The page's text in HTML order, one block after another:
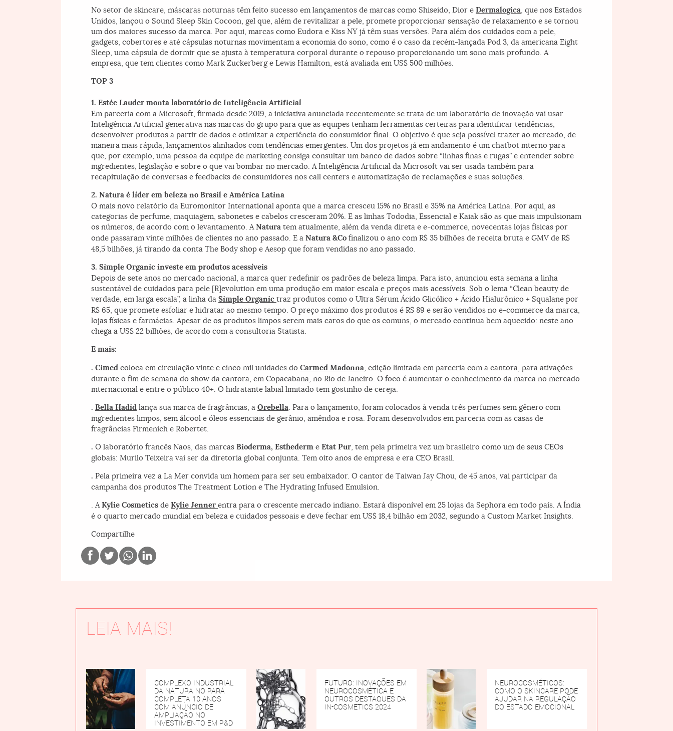
No setor de skincare, máscaras noturnas têm feito sucesso em lançamentos de marcas como Shiseido, Dior e Dermalogica, que nos Estados
Unidos, lançou o Sound Sleep Skin Cocoon, gel que, além de revitalizar a pele, promete proporcionar sensação de relaxamento e se tornou
um dos maiores sucesso da marca. Por aqui, marcas como Eudora e Kiss NY já têm suas versões. Para além dos cuidados com a pele,
gadgets, cobertores e até cápsulas noturnas movimentam a economia do sono, como é o caso da recém-lançada Pod 3, da americana Eight
Sleep, uma cápsula de dormir que se ajusta à temperatura corporal durante o repouso proporcionando um sono mais profundo. A
empresa, que tem clientes como Mark Zuckerberg e Lewis Hamilton, está avaliada em US$ 500 milhões.
TOP 3
1. Estée Lauder monta laboratório de Inteligência Artificial
Em parceria com a Microsoft, firmada desde 2019, a iniciativa anunciada recentemente se trata de um laboratório de inovação vai usar
Inteligência Artificial generativa nas marcas do grupo para que as equipes tenham ferramentas certeiras para identificar tendências,
desenvolver produtos a partir de dados e otimizar a experiência do consumidor final. O objetivo é que seja possível trazer ao mercado, de
maneira mais rápida, lançamentos alinhados com tendências emergentes. Um dos projetos já em andamento é um chatbot interno para
que, por exemplo, uma pessoa da equipe de marketing consiga consultar um banco de dados sobre “linhas finas e rugas” e entender sobre
ingredientes, legislação e sobre o que vai bombar no mercado. A Inteligência Artificial da Microsoft vai ser usada também para
recapitulação de conversas e feedbacks de consumidores nos call centers e automatização de reclamações e suas soluções.
2. Natura é líder em beleza no Brasil e América Latina
O mais novo relatório da Euromonitor International aponta que a marca cresceu 15% no Brasil e 35% na América Latina. Por aqui, as
categorias de perfume, maquiagem, sabonetes e cabelos cresceram 20%. E as linhas Tododia, Essencial e Kaiak são as que mais impulsionam
os números, de acordo com o levantamento. ANatura tem atualmente, além da venda direta e e-commerce, novecentas lojas físicas por
onde passaram vinte milhões de clientes no ano passado. E a Natura &Co finalizou o ano com R$ 35 bilhões de receita bruta e GMV de R$
48,5 bilhões, já tirando da conta The Body shop e Aesop que foram vendidas no ano passado.
3. Simple Organic investe em produtos acessíveis
Depois de sete anos no mercado nacional, a marca quer redefinir os padrões de beleza limpa. Para isto, anunciou esta semana a linha
sustentável de cuidados para pele [R]evolution em uma produção em maior escala e preços mais acessíveis. Sob o lema “Clean beauty de
verdade, em larga escala”, a linha da Simple Organic traz produtos como o Ultra Sérum Ácido Glicólico + Ácido Hialurônico + Squalane por
R$ 65, que promete esfoliar e hidratar ao mesmo tempo. O preço máximo dos produtos é R$ 89 e serão vendidos no e-commerce da marca,
lojas físicas e farmácias. Apesar de os produtos limpos serem mais caros do que os comuns, o mercado continua bem aquecido: neste ano
chega a US$ 22 bilhões, de acordo com a consultoria Statista.
E mais:
. Cimed coloca em circulação vinte e cinco mil unidades do Carmed Madonna, edição limitada em parceria com a cantora, para ativações
durante o fim de semana do show da cantora, em Copacabana, no Rio de Janeiro. O foco é aumentar o conhecimento da marca no mercado
internacional e entre o público 40+. O hidratante labial limitado tem gostinho de cereja.
. Bella Hadid lança sua marca de fragrâncias, a Orebella. Para o lançamento, foram colocados à venda três perfumes sem gênero com
ingredientes limpos, sem álcool e óleos essenciais de gerânio, amêndoa e rosa. Foram desenvolvidos em parceria com as casas de
fragrâncias Firmenich e Robertet.
. O laboratório francês Naos, das marcas Bioderma, Esthederm e Etat Pur, tem pela primeira vez um brasileiro como um de seus CEOs
globais: Murilo Teixeira vai ser da diretoria global conjunta. Tem oito anos de empresa e era CEO Brasil.
. Pela primeira vez a La Mer convida um homem para ser seu embaixador. O cantor de Taiwan Jay Chou, de 45 anos, vai participar da
campanha dos produtos The Treatment Lotion e The Hydrating Infused Emulsion.
. AKylie Cosmetics de Kylie Jenner entra para o crescente mercado indiano. Estará disponível em 25 lojas da Sephora em todo país. A Índia
é o quarto mercado mundial em beleza e cuidados pessoais e deve fechar em US$ 18,4 bilhão em 2032, segundo a Custom Market Insights.
Compartilhe
LEIA MAIS!
COMPLEXO INDUSTRIAL
DA NATURA NO PARÁ
COMPLETA 10 ANOS
COM ANÚNCIO DE
AMPLIAÇÃO NO
INVESTIMENTO EM P&D
FUTURO: INOVAÇÕES EM
NEUROCOSMÉTICA E
OUTROS DESTAQUES DA
IN-COSMETICS 2024
NEUROCOSMÉTICOS:
COMO O SKINCARE PODE
AJUDAR NA REGULAÇÃO
DO ESTADO EMOCIONAL